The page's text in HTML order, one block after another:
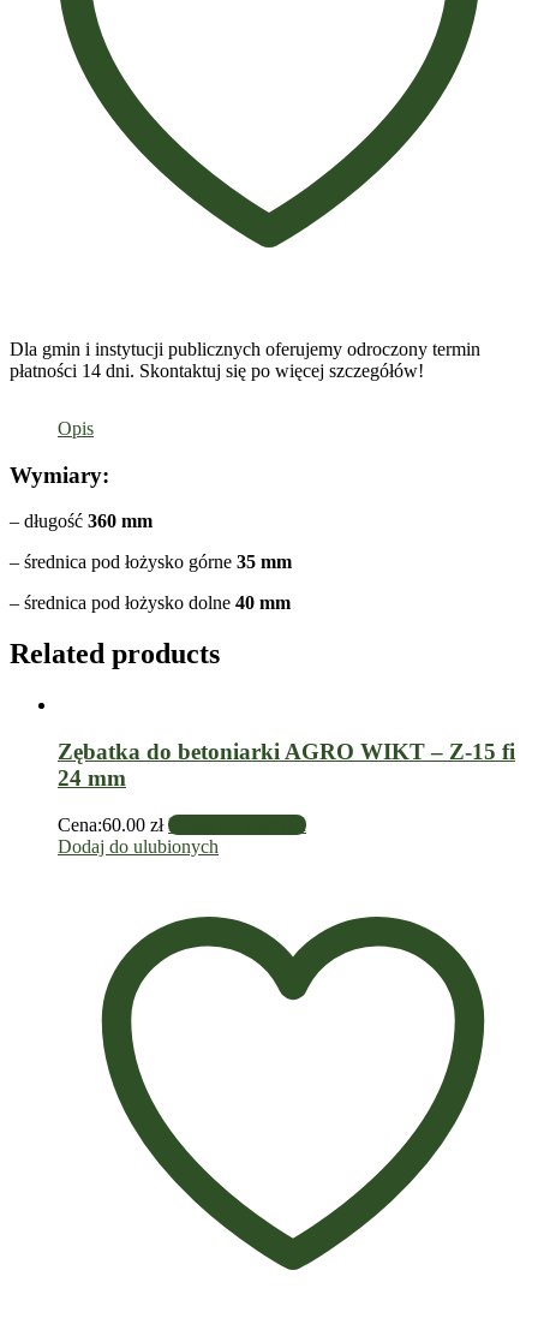
Dla gmin i instytucji publicznych oferujemy odroczony termin
płatności 14 dni. Skontaktuj się po więcej szczegółów!
Opis
Wymiary:
– długość 360 mm
– średnica pod łożysko górne 35 mm
– średnica pod łożysko dolne 40 mm
Related products
Zębatka do betoniarki AGRO WIKT – Z-15 fi
24 mm
Cena:60.00 zł Dodaj do koszyka
Dodaj do ulubionych